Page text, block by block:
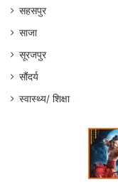
सहसपुर
साजा
सूरजपुर
सौंदर्य
स्वास्थ्य/ शिक्षा